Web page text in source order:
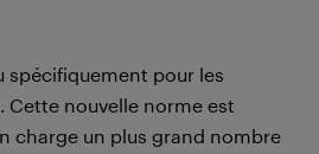
spécifiquement pour les
Cette nouvelle norme est
charge un plus grand nombre